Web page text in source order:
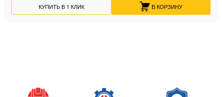
КУПИТЬ В 1 КЛИК В КОРЗИНУ